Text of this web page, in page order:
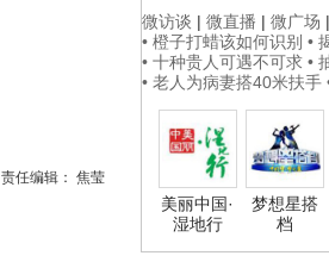
微访谈 | 微直播 | 微广场 |
• 橙子打蜡该如何识别 •
• 十种贵人可遇不可求 •
• 老人为病妻搭40米扶手
美丽中国·
湿地行
梦想星搭
档
责任编辑： 焦莹